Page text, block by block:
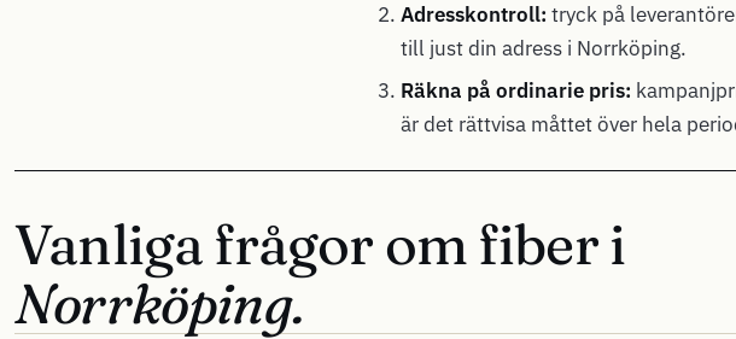
Adresskontroll: tryck på
till just din adress i Norrköping.
Räkna på ordinarie pris:
är det rättvisa måttet över hela
Vanliga frågor om fiber i
Norrköping.